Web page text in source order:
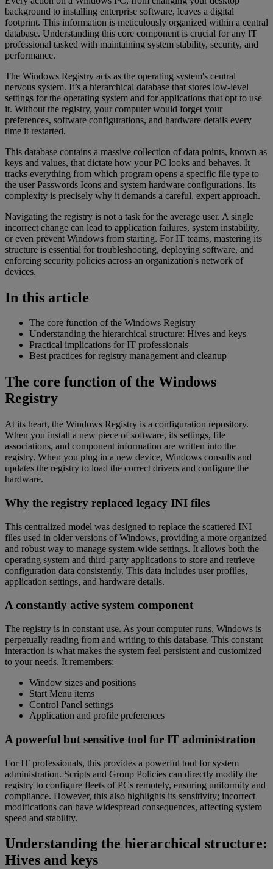
background to installing enterprise software, leaves a digital
footprint. This information is meticulously organized within a central
database. Understanding this core component is crucial for any IT
professional tasked with maintaining system stability, security, and
performance.
The Windows Registry acts as the operating system's central
nervous system. It’s a hierarchical database that stores low-level
settings for the operating system and for applications that opt to use
it. Without the registry, your computer would forget your
preferences, software configurations, and hardware details every
time it restarted.
This database contains a massive collection of data points, known as
keys and values, that dictate how your PC looks and behaves. It
tracks everything from which program opens a specific file type to
the user Passwords Icons and system hardware configurations. Its
complexity is precisely why it demands a careful, expert approach.
Navigating the registry is not a task for the average user. A single
incorrect change can lead to application failures, system instability,
or even prevent Windows from starting. For IT teams, mastering its
structure is essential for troubleshooting, deploying software, and
enforcing security policies across an organization's network of
devices.
In this article
The core function of the Windows Registry
Understanding the hierarchical structure: Hives and keys
Practical implications for IT professionals
Best practices for registry management and cleanup
The core function of the Windows
Registry
At its heart, the Windows Registry is a configuration repository.
When you install a new piece of software, its settings, file
associations, and component information are written into the
registry. When you plug in a new device, Windows consults and
updates the registry to load the correct drivers and configure the
hardware.
Why the registry replaced legacy INI files
This centralized model was designed to replace the scattered INI
files used in older versions of Windows, providing a more organized
and robust way to manage system-wide settings. It allows both the
operating system and third-party applications to store and retrieve
configuration data consistently. This data includes user profiles,
application settings, and hardware details.
A constantly active system component
The registry is in constant use. As your computer runs, Windows is
perpetually reading from and writing to this database. This constant
interaction is what makes the system feel persistent and customized
to your needs. It remembers:
Window sizes and positions
Start Menu items
Control Panel settings
Application and profile preferences
A powerful but sensitive tool for IT administration
For IT professionals, this provides a powerful tool for system
administration. Scripts and Group Policies can directly modify the
registry to configure fleets of PCs remotely, ensuring uniformity and
compliance. However, this also highlights its sensitivity; incorrect
modifications can have widespread consequences, affecting system
speed and stability.
Understanding the hierarchical structure:
Hives and keys